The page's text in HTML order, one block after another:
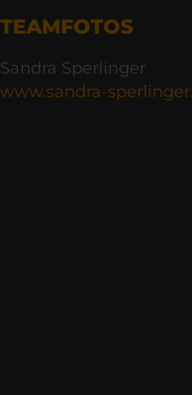
TEAMFOTOS
Sandra Sperlinger
www.sandra-